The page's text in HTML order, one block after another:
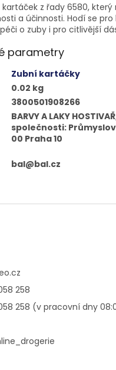
z řady 6580,
a účinnosti. Hodí se pro
o zuby i pro citlivější
parametry
Zubní kartáčky
0.02 kg
3800501908266
BARVY A LAKY
společnosti: Průmyslová
00 Praha 10
bal@bal.cz
258
258 (v pracovní dny